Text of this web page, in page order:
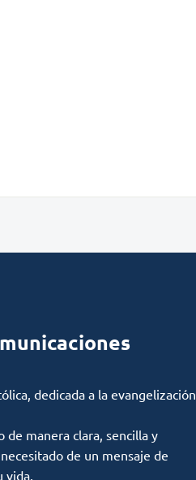
dedicada a la evangelización
de manera clara, sencilla y
de un mensaje de
vida.